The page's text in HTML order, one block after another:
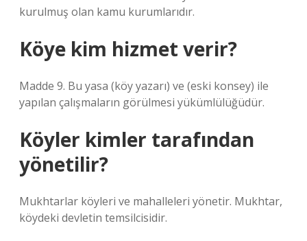
kurulmuş olan kamu kurumlarıdır.
Köye kim hizmet verir?
Madde 9. Bu yasa (köy yazarı) ve (eski konsey) ile
yapılan çalışmaların görülmesi yükümlülüğüdür.
Köyler kimler tarafından
yönetilir?
Mukhtarlar köyleri ve mahalleleri yönetir. Mukhtar,
köydeki devletin temsilcisidir.